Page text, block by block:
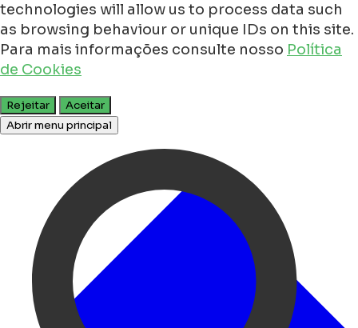
technologies will allow us to process data such
as browsing behaviour or unique IDs on this site.
Para mais informações consulte nosso Política
de Cookies
Rejeitar
Aceitar
Abrir menu principal